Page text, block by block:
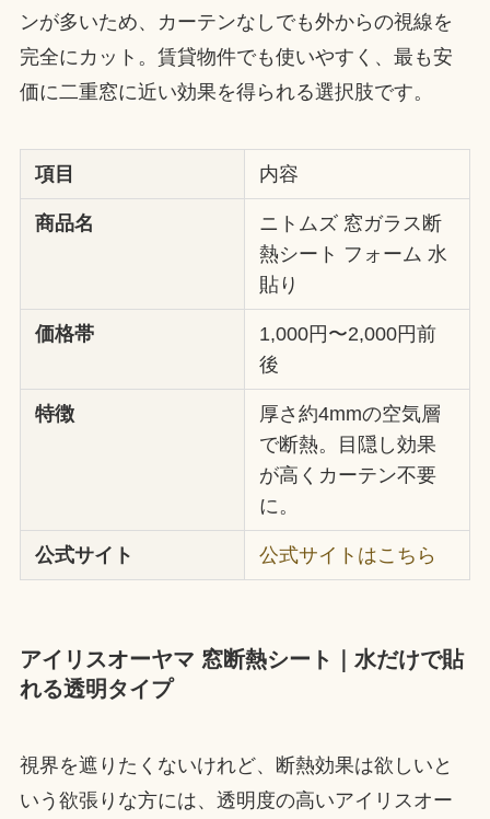
ンが多いため、カーテンなしでも外からの視線を
完全にカット。賃貸物件でも使いやすく、最も安
価に二重窓に近い効果を得られる選択肢です。
項目 内容
商品名
ニトムズ 窓ガラス断
熱シート フォーム 水
貼り
価格帯
1,000円〜2,000円前
後
特徴
厚さ約4mmの空気層
で断熱。目隠し効果
が高くカーテン不要
に。
公式サイト 公式サイトはこちら
アイリスオーヤマ 窓断熱シート｜水だけで貼
れる透明タイプ
視界を遮りたくないけれど、断熱効果は欲しいと
いう欲張りな方には、透明度の高いアイリスオー